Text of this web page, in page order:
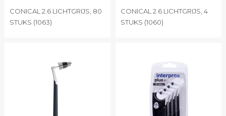
CONICAL 2.6 LICHTGRIJS, 80
STUKS (1063)
CONICAL 2.6 LICHTGRIJS, 4
STUKS (1060)